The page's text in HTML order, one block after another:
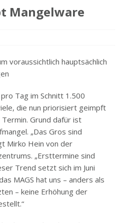
Mangelware
voraussichtlich hauptsächlich
Tag im Schnitt 1.500
die nun priorisiert geimpft
Grund dafür ist
„Das Gros sind
Mirko Hein von der
„Ersttermine sind
Trend setzt sich im Juni
MAGS hat uns – anders als
– keine Erhöhung der